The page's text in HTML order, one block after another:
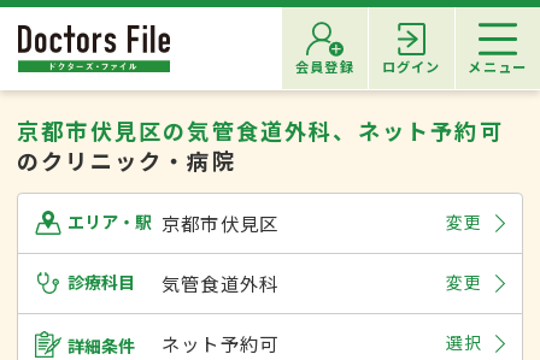
会員登録 ログイン メニュー
京都市伏見区の気管食道外科、ネット予約可
のクリニック・病院
エリア・駅 京都市伏見区 変更
診療科目 気管食道外科 変更
詳細条件 ネット予約可 選択